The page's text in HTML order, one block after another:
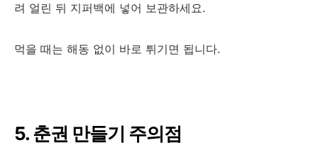
려 얼린 뒤 지퍼백에 넣어 보관하세요.
먹을 때는 해동 없이 바로 튀기면 됩니다.
5. 춘권 만들기 주의점